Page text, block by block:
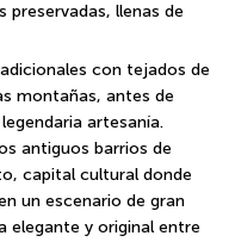
preservadas, llenas de
con tejados de
montañas, antes de
artesanía.
antiguos barrios de
capital cultural donde
un escenario de gran
elegante y original entre